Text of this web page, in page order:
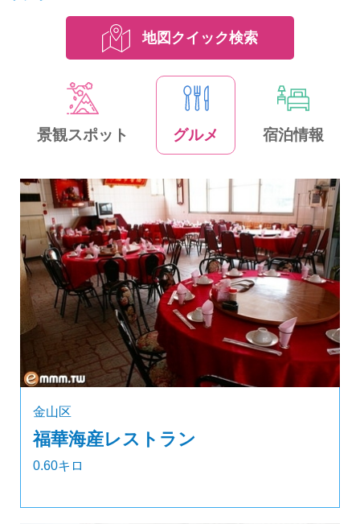
地図クイック検索
景観スポット グルメ 宿泊情報
金山区
福華海産レストラン
0.60キロ